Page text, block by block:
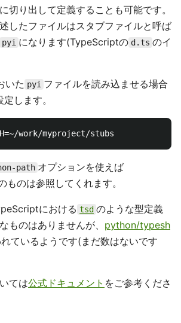
切り出して定義することも可能です。
したファイルはスタブファイルと呼ば
pyi になります(TypeScriptの d.ts のイ
いた pyi ファイルを読み込ませる場合
定します。
path オプションを使えば
ものは参照してくれます。
における tsd のような型定義
ものはありませんが、 python/typesh
ているようです(まだ数はないです
ては公式ドキュメント をご参考くださ